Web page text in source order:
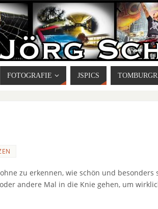
FOTOGRAFIE JSPICS
zu erkennen, wie schön und besonders
andere Mal in die Knie gehen, um